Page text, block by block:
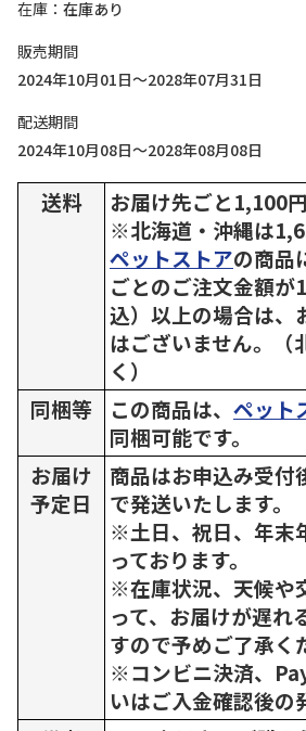
在庫
在庫あり
販売期間
2024年10月01日～2028年07月31日
配送期間
2024年10月08日～2028年08月08日
送料
お届け先ごと1,100円
※北海道・沖縄は
ペットストアの商品
ごとのご注文金額が
込）以上の場合は、
はございません。（
く）
同梱等
この商品は、 ペット
同梱可能です。
お届け
予定日
商品はお申込み受付
で発送いたします。
※土日、祝日、年末
っております。
※在庫状況、天候や
って、お届けが遅れ
すので予めご了承く
※コンビニ決済、
いはご入金確認後の